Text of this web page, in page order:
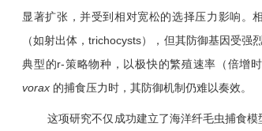
显著扩张，并受到相对宽松的选择压力影响。
（如射出体，trichocysts），但其防御基因受强
典型的r-策略物种，以极快的繁殖速率（倍增
vorax 的捕食压力时，其防御机制仍难以奏效。
这项研究不仅 成功建立了海洋纤毛虫捕食